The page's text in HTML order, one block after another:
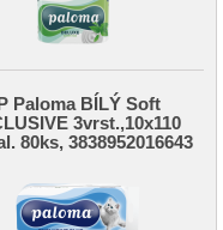
Paloma BÍLÝ Soft
3vrst.,10x110
80ks, 3838952016643